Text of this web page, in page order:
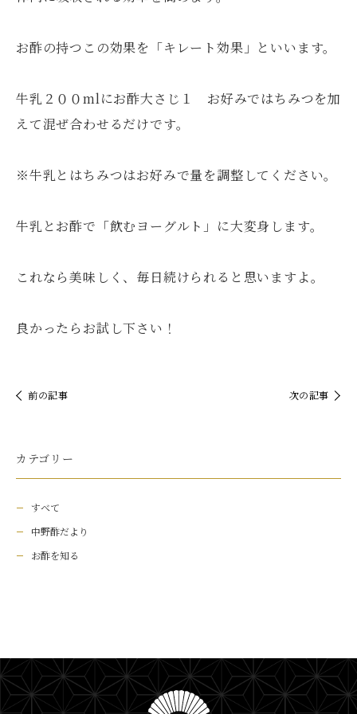
お酢の持つこの効果を「キレート効果」といいます。
牛乳２００mlにお酢大さじ１ お好みではちみつを加
えて混ぜ合わせるだけです。
※牛乳とはちみつはお好みで量を調整してください。
牛乳とお酢で「飲むヨーグルト」に大変身します。
これなら美味しく、毎日続けられると思いますよ。
良かったらお試し下さい！
前の記事 次の記事
カテゴリー
すべて
中野酢だより
お酢を知る